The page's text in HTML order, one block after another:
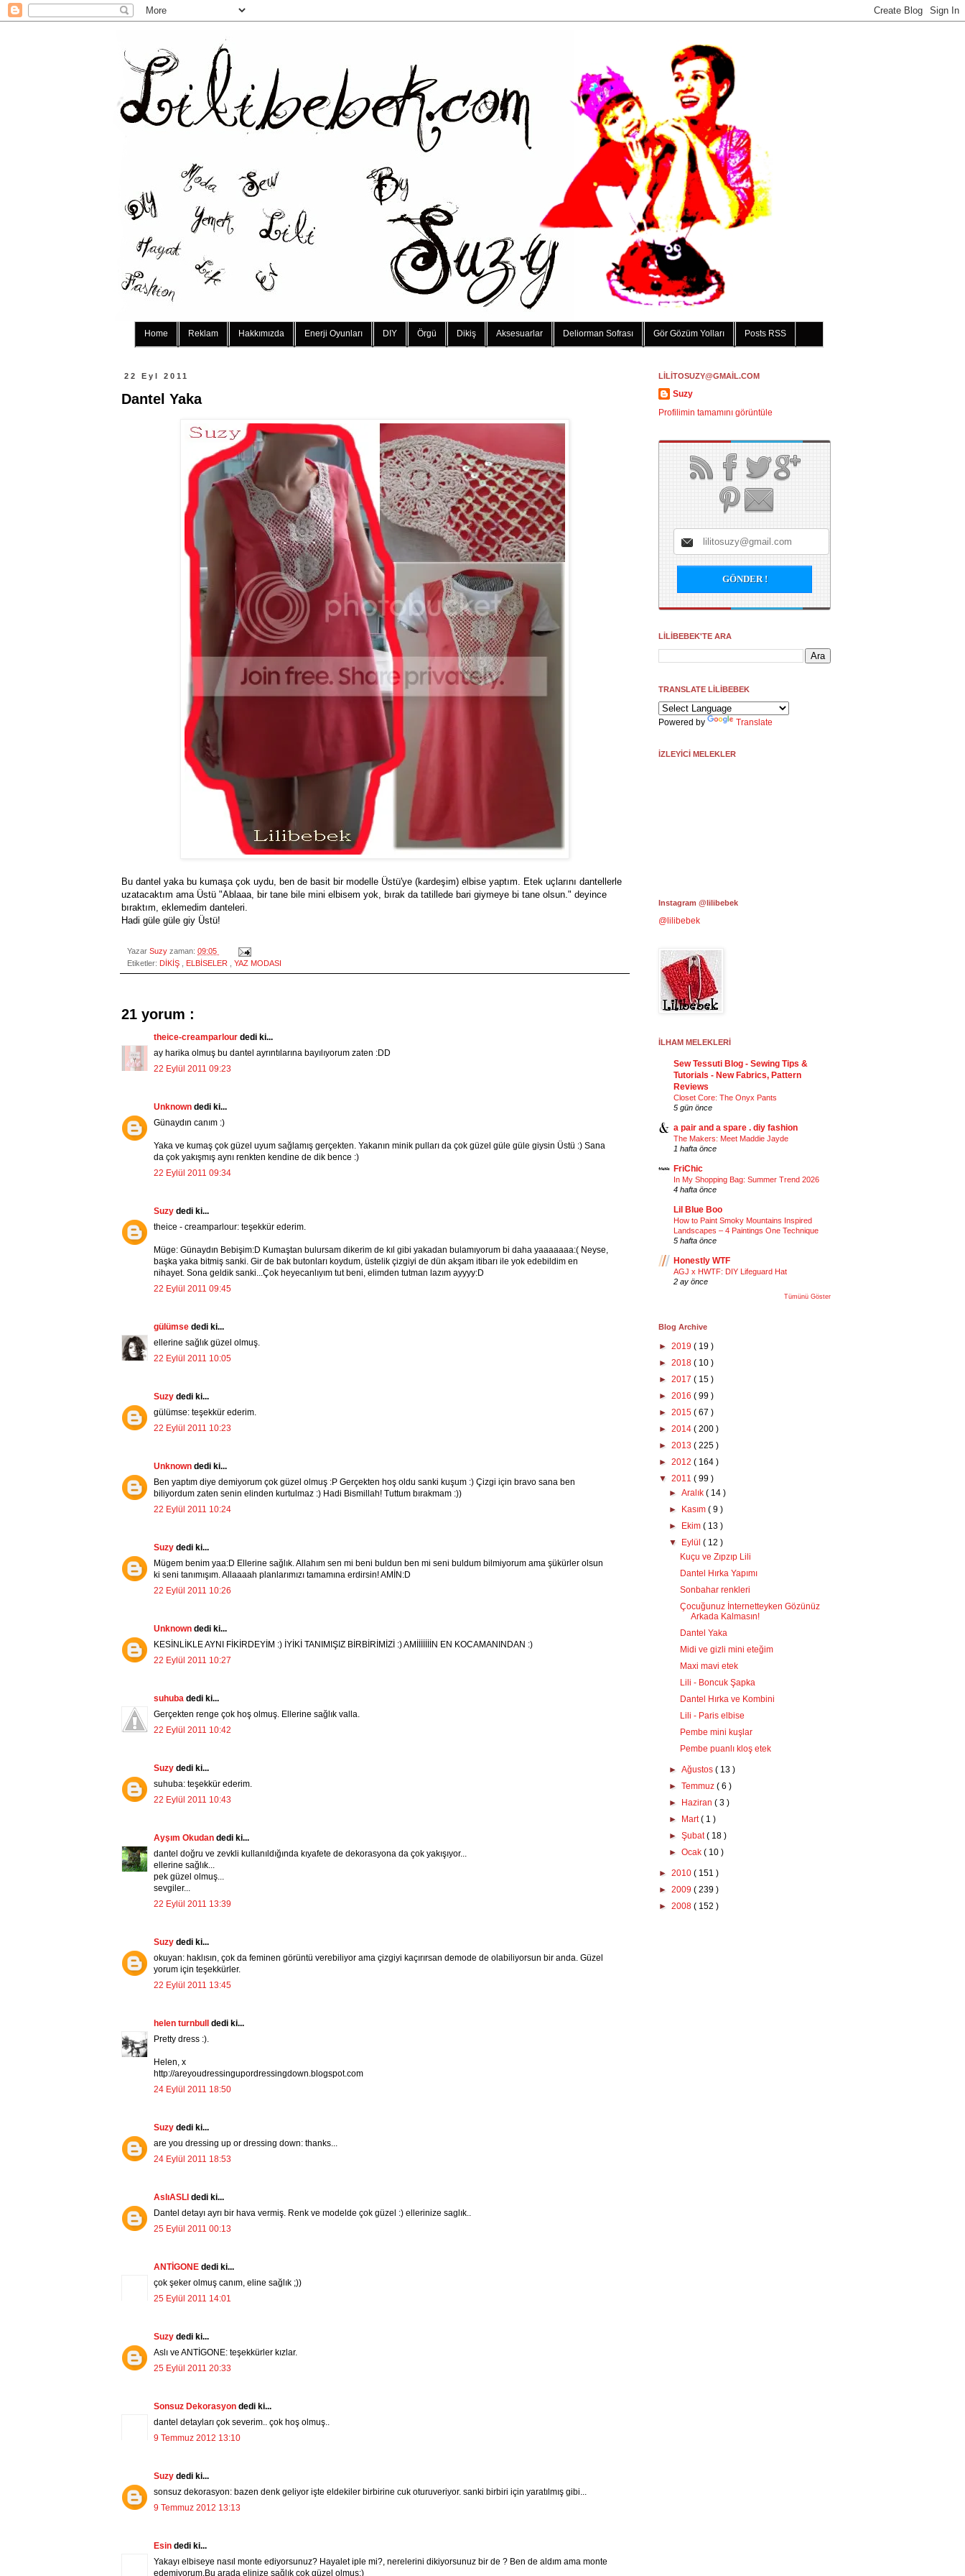
Home Reklam Hakkımızda Enerji Oyunları DIY Örgü Dikiş Aksesuarlar Deliorman Sofrası Gör Gözüm Yolları Posts RSS
22 Eyl 2011
Dantel Yaka
Bu dantel yaka bu kumaşa çok uydu, ben de basit bir modelle Üstü'ye (kardeşim) elbise yaptım. Etek uçlarını dantellerle
uzatacaktım ama Üstü "Ablaaa, bir tane bile mini elbisem yok, bırak da tatillede bari giymeye bi tane olsun." deyince
bıraktım, eklemedim danteleri.
Hadi güle güle giy Üstü!
Yazar Suzy zaman: 09:05
Etiketler: DİKİŞ ELBİSELER YAZ MODASI
21 yorum :
theice-creamparlour dedi ki...
ay harika olmuş bu dantel ayrıntılarına bayılıyorum zaten :DD
22 Eylül 2011 09:23
Unknown dedi ki...
Günaydın canım :)
Yaka ve kumaş çok güzel uyum sağlamış gerçekten. Yakanın minik pulları da çok güzel güle güle giysin Üstü :) Sana
da çok yakışmış aynı renkten kendine de dik bence :)
22 Eylül 2011 09:34
Suzy dedi ki...
theice - creamparlour: teşekkür ederim.
Müge: Günaydın Bebişim:D Kumaştan bulursam dikerim de kıl gibi yakadan bulamıyorum bi daha yaaaaaaa:( Neyse,
başka yaka bitmiş sanki. Gir de bak butonları koydum, üstelik çizgiyi de dün akşam itibarı ile yok edebildim en
nihayet. Sona geldik sanki...Çok heyecanlıyım tut beni, elimden tutman lazım ayyyy:D
22 Eylül 2011 09:45
gülümse dedi ki...
ellerine sağlık güzel olmuş.
22 Eylül 2011 10:05
Suzy dedi ki...
gülümse: teşekkür ederim.
22 Eylül 2011 10:23
Unknown dedi ki...
Ben yaptım diye demiyorum çok güzel olmuş :P Gerçekten hoş oldu sanki kuşum :) Çizgi için bravo sana ben
biliyordum zaten senin elinden kurtulmaz :) Hadi Bismillah! Tuttum bırakmam :))
22 Eylül 2011 10:24
Suzy dedi ki...
Mügem benim yaa:D Ellerine sağlık. Allahım sen mi beni buldun ben mi seni buldum bilmiyorum ama şükürler olsun
ki seni tanımışım. Allaaaah planlarımızı tamamına erdirsin! AMİN:D
22 Eylül 2011 10:26
Unknown dedi ki...
KESİNLİKLE AYNI FİKİRDEYİM :) İYİKİ TANIMIŞIZ BİRBİRİMİZİ :) AMİİİİİİİN EN KOCAMANINDAN :)
22 Eylül 2011 10:27
suhuba dedi ki...
Gerçekten renge çok hoş olmuş. Ellerine sağlık valla.
22 Eylül 2011 10:42
Suzy dedi ki...
suhuba: teşekkür ederim.
22 Eylül 2011 10:43
Ayşım Okudan dedi ki...
dantel doğru ve zevkli kullanıldığında kıyafete de dekorasyona da çok yakışıyor...
ellerine sağlık...
pek güzel olmuş...
sevgiler...
22 Eylül 2011 13:39
Suzy dedi ki...
okuyan: haklısın, çok da feminen görüntü verebiliyor ama çizgiyi kaçırırsan demode de olabiliyorsun bir anda. Güzel
yorum için teşekkürler.
22 Eylül 2011 13:45
helen turnbull dedi ki...
Pretty dress :).
Helen, x
http://areyoudressingupordressingdown.blogspot.com
24 Eylül 2011 18:50
Suzy dedi ki...
are you dressing up or dressing down: thanks...
24 Eylül 2011 18:53
AslıASLI dedi ki...
Dantel detayı ayrı bir hava vermiş. Renk ve modelde çok güzel :) ellerinize saglık..
25 Eylül 2011 00:13
ANTİGONE dedi ki...
çok şeker olmuş canım, eline sağlık ;))
25 Eylül 2011 14:01
Suzy dedi ki...
Aslı ve ANTİGONE: teşekkürler kızlar.
25 Eylül 2011 20:33
Sonsuz Dekorasyon dedi ki...
dantel detayları çok severim.. çok hoş olmuş..
9 Temmuz 2012 13:10
Suzy dedi ki...
sonsuz dekorasyon: bazen denk geliyor işte eldekiler birbirine cuk oturuveriyor. sanki birbiri için yaratılmış gibi...
9 Temmuz 2012 13:13
Esin dedi ki...
Yakayı elbiseye nasıl monte ediyorsunuz? Hayalet iple mi?, nerelerini dikiyorsunuz bir de ? Ben de aldım ama monte
edemiyorum.Bu arada elinize sağlık çok güzel olmuş:)
LİLİTOSUZY@GMAİL.COM
Suzy
Profilimin tamamını görüntüle
LİLİBEBEK'TE ARA
TRANSLATE LİLİBEBEK
Powered by Translate
İZLEYİCİ MELEKLER
Instagram @lilibebek
@lilibebek
İLHAM MELEKLERİ
Sew Tessuti Blog - Sewing Tips &
Tutorials - New Fabrics, Pattern
Reviews
Closet Core: The Onyx Pants
5 gün önce
a pair and a spare . diy fashion
The Makers: Meet Maddie Jayde
1 hafta önce
FriChic
In My Shopping Bag: Summer Trend 2026
4 hafta önce
Lil Blue Boo
How to Paint Smoky Mountains Inspired
Landscapes – 4 Paintings One Technique
5 hafta önce
Honestly WTF
AGJ x HWTF: DIY Lifeguard Hat
2 ay önce
Tümünü Göster
Blog Archive
► 2019 ( 19 )
► 2018 ( 10 )
► 2017 ( 15 )
► 2016 ( 99 )
► 2015 ( 67 )
► 2014 ( 200 )
► 2013 ( 225 )
► 2012 ( 164 )
▼ 2011 ( 99 )
►Aralık( 14 )
►
Kasım( 9 )
►
Ekim( 13 )
▼
Eylül( 12 )
Kuçu ve Zıpzıp Lili
Dantel Hırka Yapımı
Sonbahar renkleri
Çocuğunuz İnternetteyken Gözünüz
Arkada Kalmasın!
Dantel Yaka
Midi ve gizli mini eteğim
Maxi mavi etek
Lili - Boncuk Şapka
Dantel Hırka ve Kombini
Lili - Paris elbise
Pembe mini kuşlar
Pembe puanlı kloş etek
►Ağustos( 13 )
►Temmuz( 6 )
►
Haziran( 3 )
►
Mart( 1 )
►Şubat( 18 )
►Ocak( 10 )
► 2010 ( 151 )
► 2009 ( 239 )
► 2008 ( 152 )